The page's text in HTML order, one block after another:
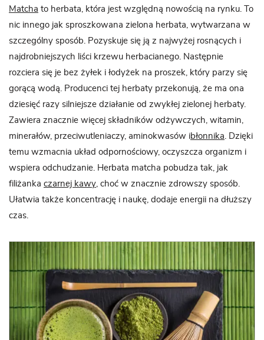
Matcha to herbata, która jest względną nowością na rynku. To
nic innego jak sproszkowana zielona herbata, wytwarzana w
szczególny sposób. Pozyskuje się ją z najwyżej rosnących i
najdrobniejszych liści krzewu herbacianego. Następnie
rozciera się je bez żyłek i łodyżek na proszek, który parzy się
gorącą wodą. Producenci tej herbaty przekonują, że ma ona
dziesięć razy silniejsze działanie od zwykłej zielonej herbaty.
Zawiera znacznie więcej składników odżywczych, witamin,
minerałów, przeciwutleniaczy, aminokwasów ibłonnika . Dzięki
temu wzmacnia układ odpornościowy, oczyszcza organizm i
wspiera odchudzanie. Herbata matcha pobudza tak, jak
filiżanka czarnej kawy , choć w znacznie zdrowszy sposób.
Ułatwia także koncentrację i naukę, dodaje energii na dłuższy
czas.